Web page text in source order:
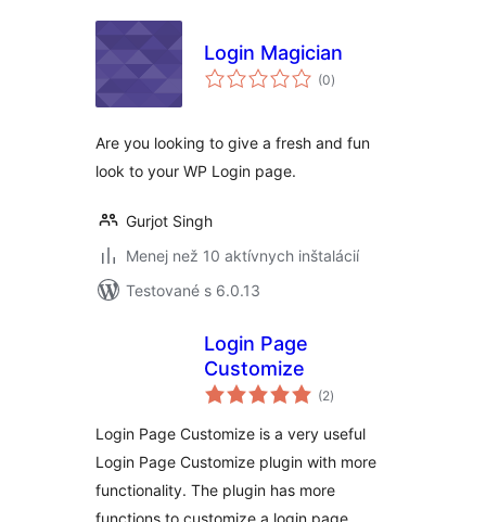
Login Magician
(0celkové
hodnotenie
)
Are you looking to give a fresh and fun
look to your WP Login page.
Gurjot Singh
Menej než 10 aktívnych inštalácií
Testované s 6.0.13
Login Page
Customize
(2celkové
hodnotenie
)
Login Page Customize is a very useful
Login Page Customize plugin with more
functionality. The plugin has more
functions to customize a login page